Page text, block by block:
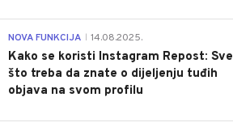
NOVA FUNKCIJA 14.08.2025.
Kako se koristi Instagram Repost: Sve
što treba da znate o dijeljenju tuđih
objava na svom profilu